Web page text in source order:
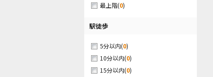
最上階(0)
駅徒歩
5分以内(0)
10分以内(0)
15分以内(0)